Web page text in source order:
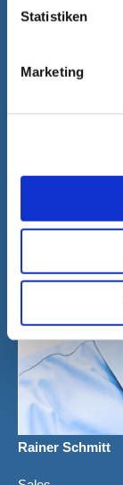
Statistiken
Marketing
Rainer Schmitt